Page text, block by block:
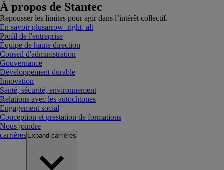
À propos de Stantec
Repousser les limites pour agir dans l’intérêt collectif.
En savoir plusarrow_right_alt
Profil de l'entreprise
Équipe de haute direction
Conseil d'administration
Gouvernance
Développement durable
Innovation
Santé, sécurité, environnement
Relations avec les autochtones
Engagement social
Conception et prestation de formations
Nous joindre
carrières Expand carrières